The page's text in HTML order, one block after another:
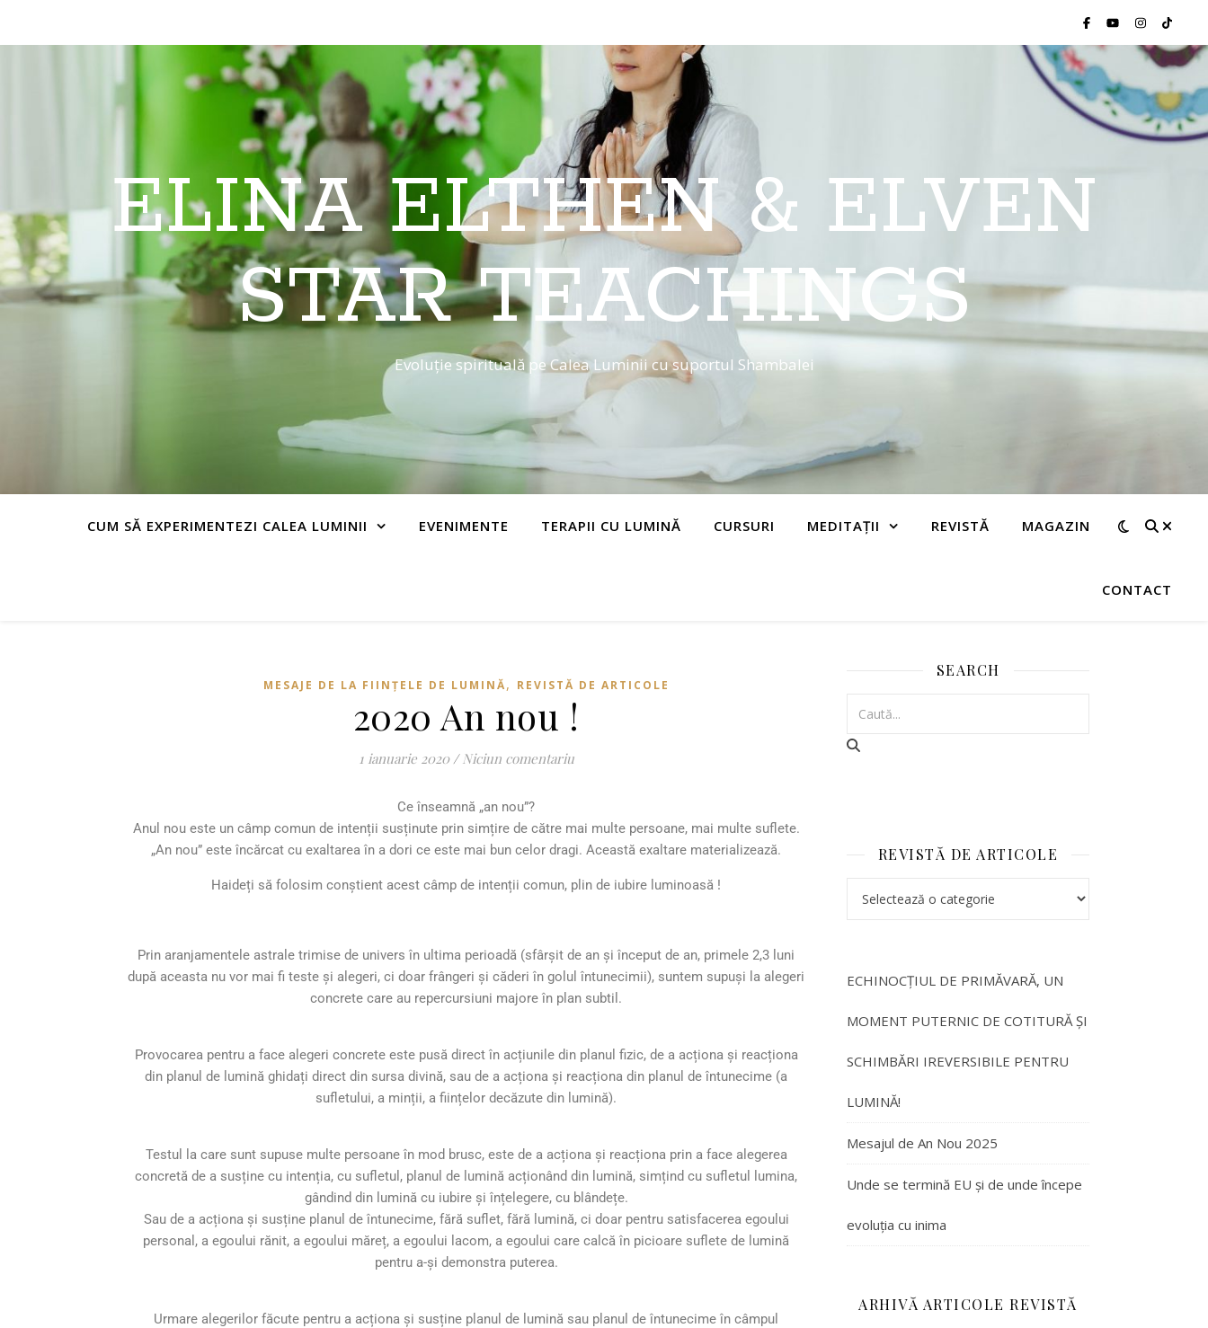
ELINA ELTHEN & ELVEN
STAR TEACHINGS
Evoluție spirituală pe Calea Luminii cu suportul Shambalei
CUM SĂ EXPERIMENTEZI CALEA LUMINII EVENIMENTE TERAPII CU LUMINĂ CURSURI MEDITAȚII REVISTĂ MAGAZIN
CONTACT
MESAJE DE LA FIINȚELE DE LUMINĂ, REVISTĂ DE ARTICOLE
2020 An nou !
1 ianuarie 2020 / Niciun comentariu
Ce înseamnă „an nou”?
Anul nou este un câmp comun de intenții susținute prin simțire de către mai multe persoane, mai multe suflete.
„An nou” este încărcat cu exaltarea în a dori ce este mai bun celor dragi. Această exaltare materializează.
Haideți să folosim conștient acest câmp de intenții comun, plin de iubire luminoasă !
Prin aranjamentele astrale trimise de univers în ultima perioadă (sfârșit de an și început de an, primele 2,3 luni
după aceasta nu vor mai fi teste și alegeri, ci doar frângeri și căderi în golul întunecimii), suntem supuși la alegeri
concrete care au repercursiuni majore în plan subtil.
Provocarea pentru a face alegeri concrete este pusă direct în acțiunile din planul fizic, de a acționa și reacționa
din planul de lumină ghidați direct din sursa divină, sau de a acționa și reacționa din planul de întunecime (a
sufletului, a minții, a ființelor decăzute din lumină).
Testul la care sunt supuse multe persoane în mod brusc, este de a acționa și reacționa prin a face alegerea
concretă de a susține cu intenția, cu sufletul, planul de lumină acționând din lumină, simțind cu sufletul lumina,
gândind din lumină cu iubire și înțelegere, cu blândețe.
Sau de a acționa și susține planul de întunecime, fără suflet, fără lumină, ci doar pentru satisfacerea egoului
personal, a egoului rănit, a egoului măreț, a egoului lacom, a egoului care calcă în picioare suflete de lumină
pentru a-și demonstra puterea.
Urmare alegerilor făcute pentru a acționa și susține planul de lumină sau planul de întunecime în câmpul
SEARCH
REVISTĂ DE ARTICOLE
ECHINOCȚIUL DE PRIMĂVARĂ, UN
MOMENT PUTERNIC DE COTITURĂ ȘI
SCHIMBĂRI IREVERSIBILE PENTRU
LUMINĂ!
Mesajul de An Nou 2025
Unde se termină EU și de unde începe
evoluția cu inima
ARHIVĂ ARTICOLE REVISTĂ